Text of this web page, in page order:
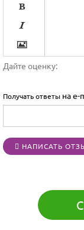







Дайте оценку:
Получать ответы на e-
НАПИСАТЬ